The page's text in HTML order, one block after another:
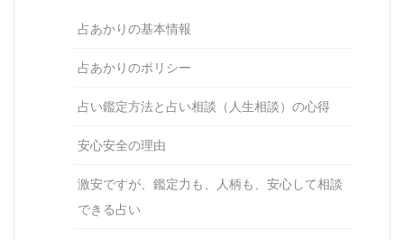
占あかりの基本情報
占あかりのポリシー
占い鑑定方法と占い相談（人生相談）の心得
安心安全の理由
激安ですが、鑑定力も、人柄も、安心して相談
できる占い